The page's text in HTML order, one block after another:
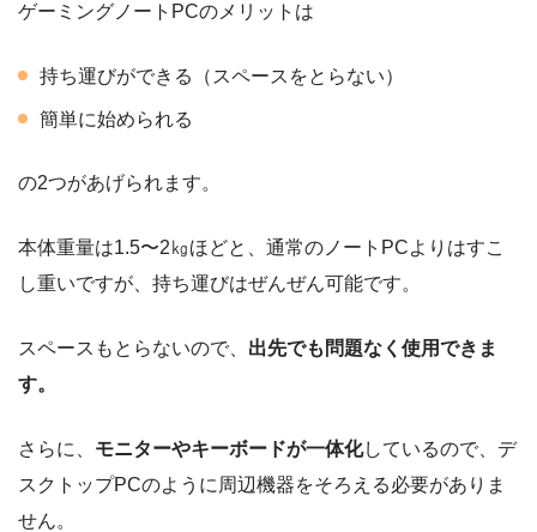
ゲーミングノートPCのメリットは
持ち運びができる（スペースをとらない）
簡単に始められる
の2つがあげられます。
本体重量は1.5〜2㎏ほどと、通常のノートPCよりはすこ
し重いですが、持ち運びはぜんぜん可能です。
スペースもとらないので、 出先でも問題なく使用できま
す。
さらに、 モニターやキーボードが一体化しているので、デ
スクトップPCのように周辺機器をそろえる必要がありま
せん。